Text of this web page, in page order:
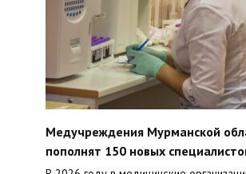
Медучреждения Мурманской
пополнят 150 новых